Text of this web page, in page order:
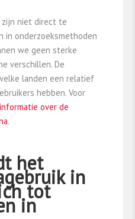
zijn niet direct te
in onderzoeksmethoden
we geen sterke
verschillen. De
landen een relatief
hebben. Voor
over de
.
het
in
tot
in